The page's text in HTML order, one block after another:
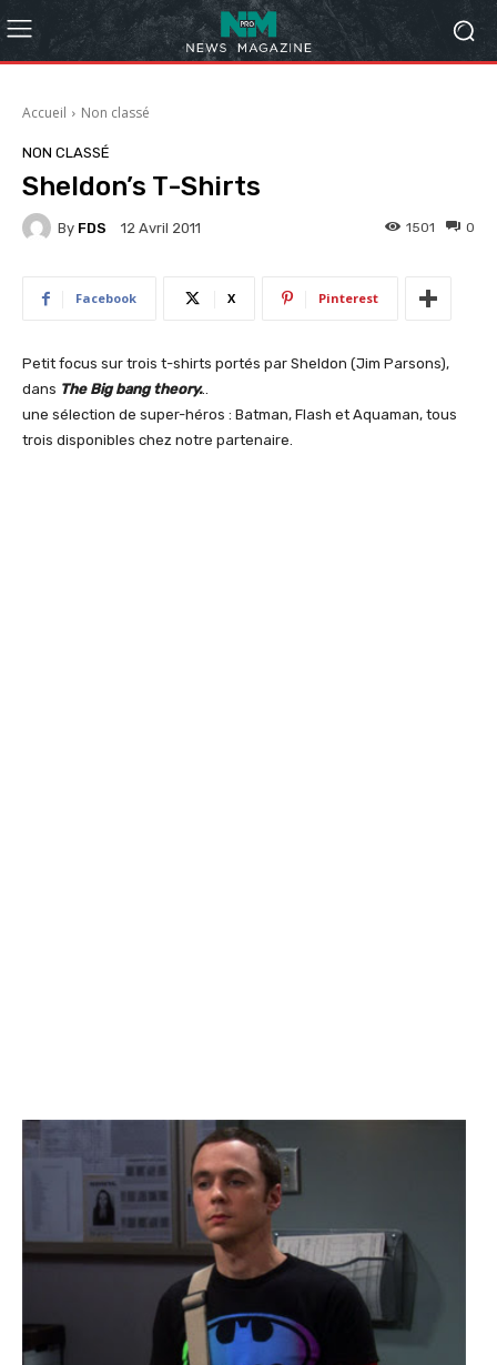
Accueil Non classé
NON CLASSÉ
Sheldon’s T-Shirts
By FDS 12 Avril 2011 0
1501
Facebook X Pinterest
Petit focus sur trois t-shirts portés par Sheldon (Jim Parsons),
dans The Big bang theory...
une sélection de super-héros : Batman, Flash et Aquaman, tous
trois disponibles chez notre partenaire.